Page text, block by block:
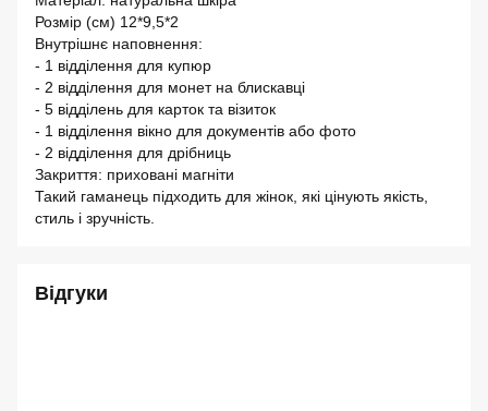
Розмір (см) 12*9,5*2
Внутрішнє наповнення:
- 1 відділення для купюр
- 2 відділення для монет на блискавці
- 5 відділень для карток та візиток
- 1 відділення вікно для документів або фото
- 2 відділення для дрібниць
Закриття: приховані магніти
Такий гаманець підходить для жінок, які цінують якість,
стиль і зручність.
Відгуки